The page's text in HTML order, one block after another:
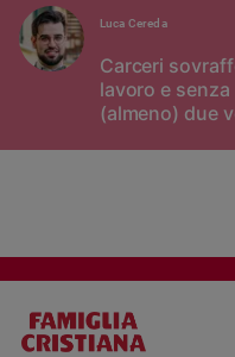
Carceri
lavoro e
(almeno) due
Luca Cereda